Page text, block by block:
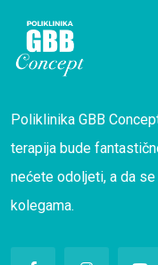
Poliklinika GBB
terapija bude
nećete odoljeti, a da
kolegama.